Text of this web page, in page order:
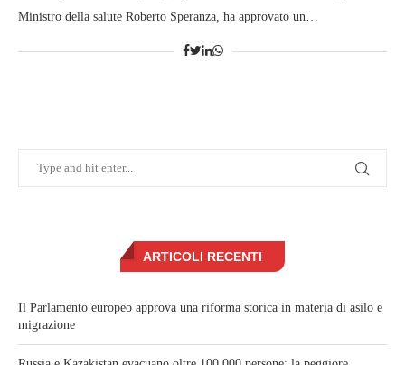
Ministro della salute Roberto Speranza, ha approvato un…
ARTICOLI RECENTI
Il Parlamento europeo approva una riforma storica in materia di asilo e
migrazione